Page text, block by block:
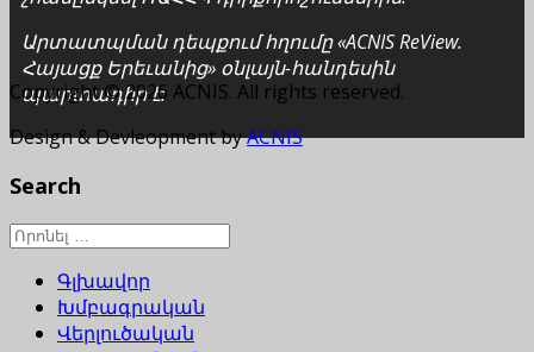
Արտատպման դեպքում հղումը «ACNIS ReView.
Հայացք Երեւանից» օնլայն-հանդեսին
պարտադիր է:
Copyright © 2026 ACNIS. All rights reserved.
Design & Devleopment byACNIS
Search
Գլխավոր
Խմբագրական
Վերլուծական